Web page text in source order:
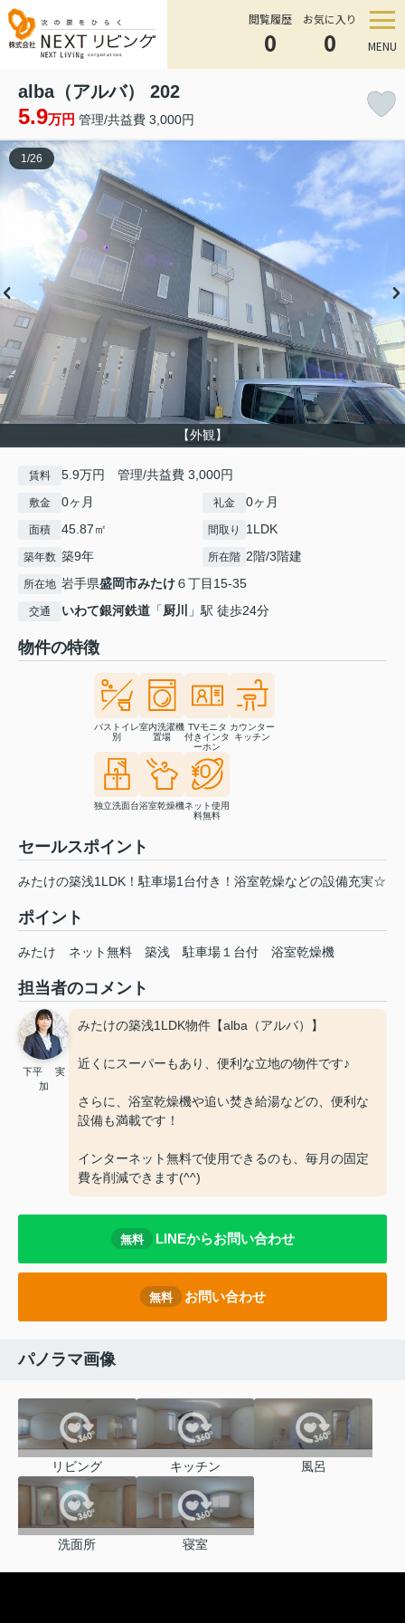
閲覧履歴
0
お気に入り
0 MENU
alba（アルバ） 202
5.9万円 管理/共益費 3,000円
【外観】
1/26
賃料 5.9万円 管理/共益費 3,000円
敷金 0ヶ月 礼金 0ヶ月
面積 45.87㎡ 間取り 1LDK
築年数 築9年 所在階 2階/3階建
所在地 岩手県盛岡市みたけ６丁目15-35
交通 いわて銀河鉄道 「厨川 」駅 徒歩24分
物件の特徴
バストイレ
別
室内洗濯機
置場
TVモニタ
付きインタ
ーホン
カウンター
キッチン
独立洗面台浴室乾燥機ネット使用
料無料
セールスポイント
みたけの築浅1LDK！駐車場1台付き！浴室乾燥などの設備充実☆
ポイント
みたけ ネット無料 築浅 駐車場１台付 浴室乾燥機
担当者のコメント
下平 実
加
みたけの築浅1LDK物件【alba（アルバ）】
近くにスーパーもあり、便利な立地の物件です♪
さらに、浴室乾燥機や追い焚き給湯などの、便利な
設備も満載です！
インターネット無料で使用できるのも、毎月の固定
費を削減できます(^^)
無料 LINEからお問い合わせ
無料 お問い合わせ
パノラマ画像
リビング キッチン 風呂
洗面所 寝室